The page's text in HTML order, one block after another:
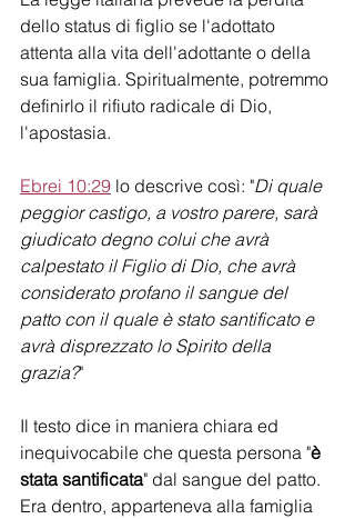
dello status di figlio se l'adottato
attenta alla vita dell'adottante o della
sua famiglia. Spiritualmente, potremmo
definirlo il rifiuto radicale di Dio,
l'apostasia.
Ebrei 10:29 lo descrive così: "Di quale
peggior castigo, a vostro parere, sarà
giudicato degno colui che avrà
calpestato il Figlio di Dio, che avrà
considerato profano il sangue del
patto con il quale è stato santificato e
avrà disprezzato lo Spirito della
grazia?"
Il testo dice in maniera chiara ed
inequivocabile che questa persona "è
stata santificata" dal sangue del patto.
Era dentro, apparteneva alla famiglia